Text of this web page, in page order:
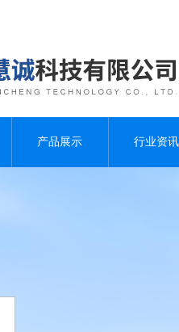
产品展示 行业资讯